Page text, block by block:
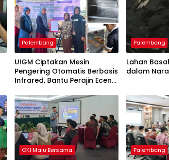
Palembang
UIGM Ciptakan Mesin
Pengering Otomatis Berbasis
Infrared, Bantu Perajin Eceng
Palembang
Lahan
dalam
OKI Maju Bersama Palembang